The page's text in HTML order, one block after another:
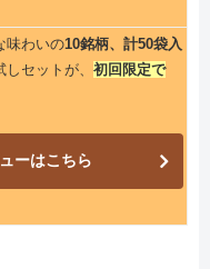
味わいの10銘柄、計50袋入
セットが、 初回限定で
ーはこちら